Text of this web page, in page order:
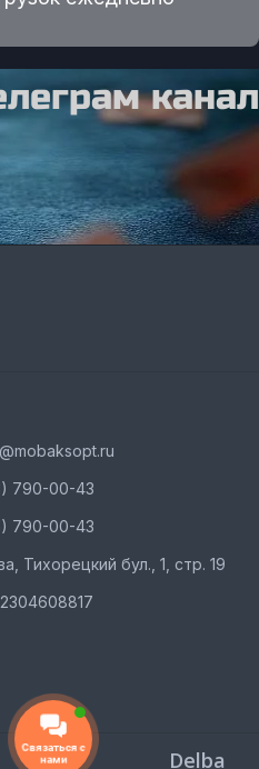
канал
790-00-43
790-00-43
Тихорецкий бул., 1, стр. 19
Delba
Связаться с
нами